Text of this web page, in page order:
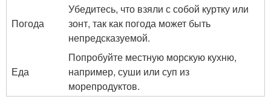
Погода
Убедитесь, что взяли с собой куртку или
зонт, так как погода может быть
непредсказуемой.
Еда
Попробуйте местную морскую кухню,
например, суши или суп из
морепродуктов.